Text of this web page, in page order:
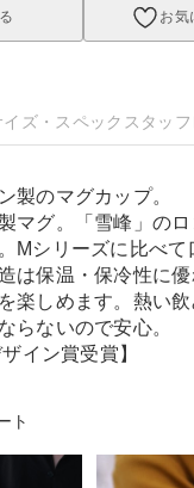
お気
イズ・スペック スタッ
製のマグカップ。
マグ。「雪峰」のロ
Mシリーズに比べて
は保温・保冷性に優
楽しめます。熱い
らないので安心。
イン賞受賞】
ト